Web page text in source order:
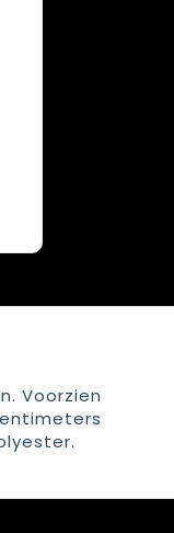
Voorzien